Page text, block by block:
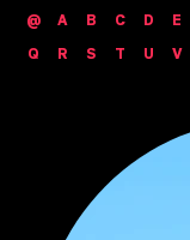
@
A B C D E
Q
R S T U V